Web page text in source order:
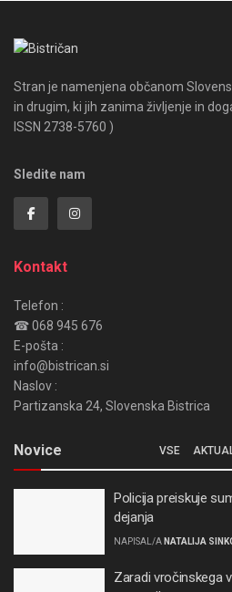
Stran je namenjena občanom
in drugim, ki jih zanima življenje in
ISSN 2738-5760 )
Sledite nam
Kontakt
Telefon :
☎ 068 945 676
E-pošta :
info@bistrican.si
Naslov :
Partizanska 24, Slovenska Bistrica
Novice VSE
Policija preiskuje
dejanja
NAPISAL/A NATALIJA
Zaradi vročinskega